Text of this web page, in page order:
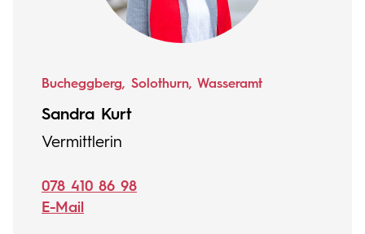
Bucheggberg, Solothurn, Wasseramt
Sandra Kurt
Vermittlerin
078 410 86 98
E-Mail